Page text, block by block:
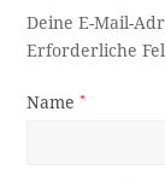
Deine E-Mail-
Erforderliche
Name*